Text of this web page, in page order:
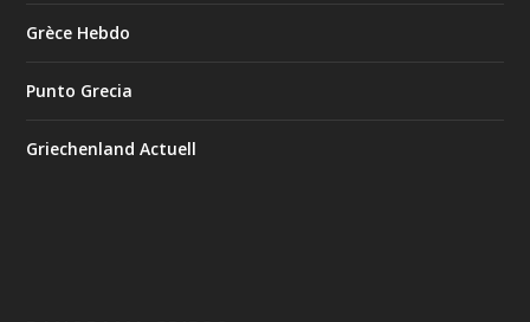
Grèce Hebdo
Punto Grecia
Griechenland Actuell